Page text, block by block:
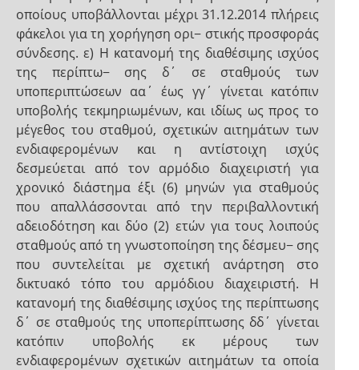
οποίους υποβάλλονται μέχρι 31.12.2014 πλήρεις
φάκελοι για τη χορήγηση ορι− στικής προσφοράς
σύνδεσης. ε) Η κατανομή της διαθέσιμης ισχύος
της περίπτω− σης δ΄ σε σταθμούς των
υποπεριπτώσεων αα΄ έως γγ΄ γίνεται κατόπιν
υποβολής τεκμηριωμένων, και ιδίως ως προς το
μέγεθος του σταθμού, σχετικών αιτημάτων των
ενδιαφερομένων και η αντίστοιχη ισχύς
δεσμεύεται από τον αρμόδιο διαχειριστή για
χρονικό διάστημα έξι (6) μηνών για σταθμούς
που απαλλάσσονται από την περιβαλλοντική
αδειοδότηση και δύο (2) ετών για τους λοιπούς
σταθμούς από τη γνωστοποίηση της δέσμευ− σης
που συντελείται με σχετική ανάρτηση στο
δικτυακό τόπο του αρμόδιου διαχειριστή. Η
κατανομή της διαθέσιμης ισχύος της περίπτωσης
δ΄ σε σταθμούς της υποπερίπτωσης δδ΄ γίνεται
κατόπιν υποβολής εκ μέρους των
ενδιαφερομένων σχετικών αιτημάτων τα οποία